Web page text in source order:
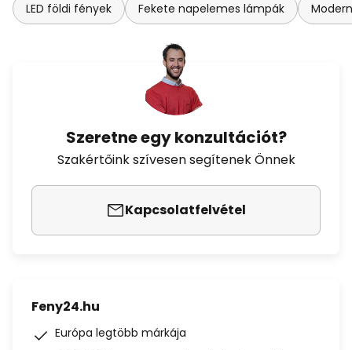
LED földi fények Fekete napelemes lámpák
Szeretne egy konzultációt?
Szakértőink szívesen segítenek Önnek
Kapcsolatfelvétel
Feny24.hu
Európa legtöbb márkája